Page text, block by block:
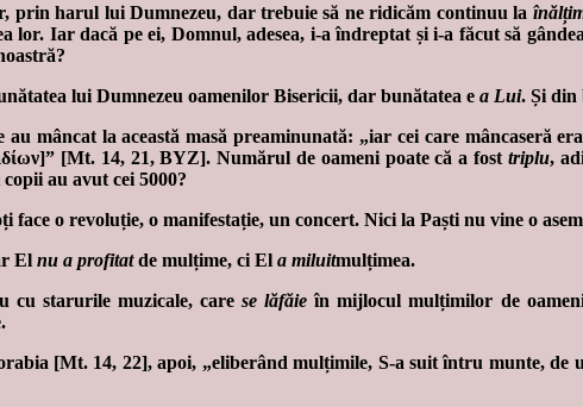
prin harul lui Dumnezeu, dar trebuie să ne ridicăm continuu la
lor. Iar dacă pe ei, Domnul, adesea, i-a îndreptat și i-a făcut să
lui Dumnezeu oamenilor Bisericii, dar bunătatea e a Lui. Și din
mâncat la această masă preaminunată: „iar cei care mâncaseră
[Mt. 14, 21, BYZ]. Numărul de oameni poate că a fost triplu,
au avut cei 5000?
face o revoluție, o manifestație, un concert. Nici la Paști nu vine o
El nu a profitatde mulțime, ci El a miluitmulțimea.
cu starurile muzicale, carese lăfăie în mijlocul mulțimilor de
[Mt. 14, 22], apoi, „eliberând mulțimile, S-a suit întru munte, de